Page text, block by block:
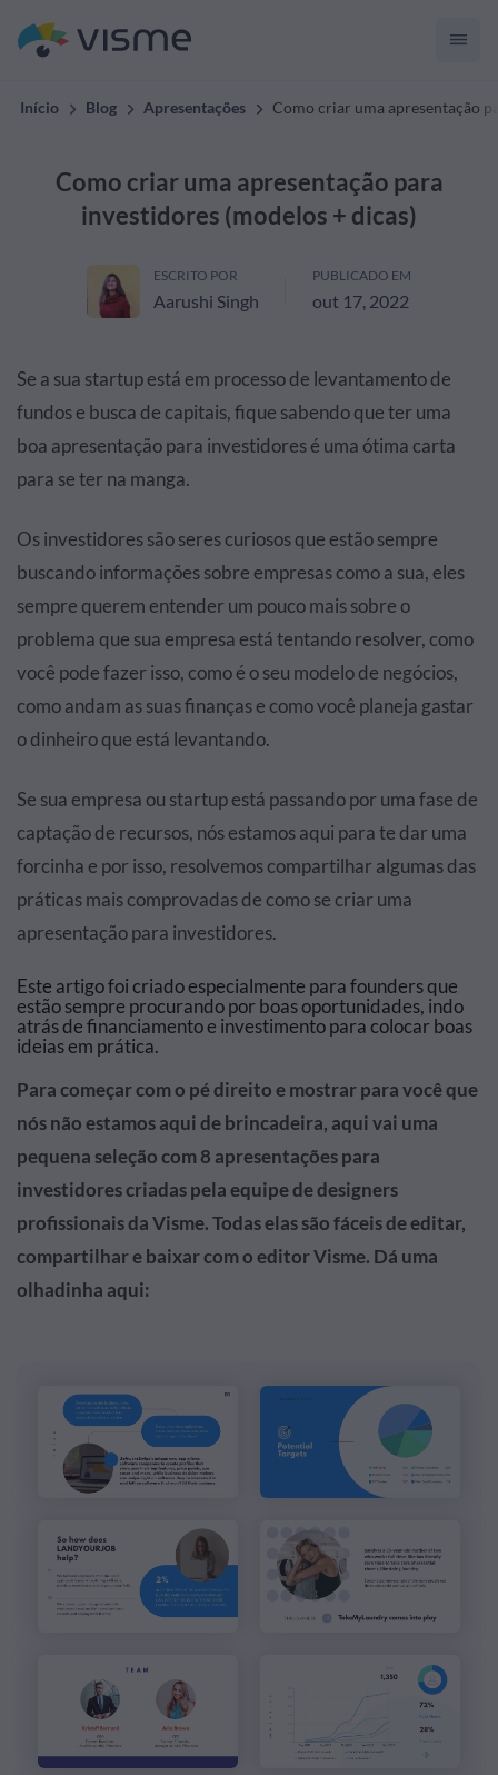
Início Blog Apresentações Como criar uma apresentação
Como criar uma apresentação para
investidores (modelos + dicas)
ESCRITO POR
Aarushi Singh
PUBLICADO EM
out 17, 2022
Se a sua startup está em processo de levantamento de
fundos e busca de capitais, fique sabendo que ter uma
boa apresentação para investidores é uma ótima carta
para se ter na manga.
Os investidores são seres curiosos que estão sempre
buscando informações sobre empresas como a sua, eles
sempre querem entender um pouco mais sobre o
problema que sua empresa está tentando resolver, como
você pode fazer isso, como é o seu modelo de negócios,
como andam as suas finanças e como você planeja gastar
o dinheiro que está levantando.
Se sua empresa ou startup está passando por uma fase de
captação de recursos, nós estamos aqui para te dar uma
forcinha e por isso, resolvemos compartilhar algumas das
práticas mais comprovadas de como se criar uma
apresentação para investidores.
Este artigo foi criado especialmente para founders que
estão sempre procurando por boas oportunidades, indo
atrás de financiamento e investimento para colocar boas
ideias em prática.
Para começar com o pé direito e mostrar para você que
nós não estamos aqui de brincadeira, aqui vai uma
pequena seleção com 8 apresentações para
investidores criadas pela equipe de designers
profissionais da Visme. Todas elas são fáceis de editar,
compartilhar e baixar com o editor Visme. Dá uma
olhadinha aqui: